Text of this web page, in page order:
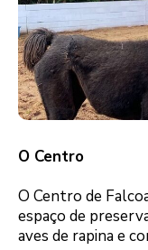
O Centro
O Centro de
espaço de
aves de rapina e